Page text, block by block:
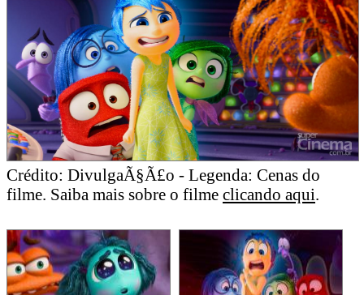
Crédito: DivulgaÃ§Ã£o - Legenda: Cenas do
filme. Saiba mais sobre o filme clicando aqui.